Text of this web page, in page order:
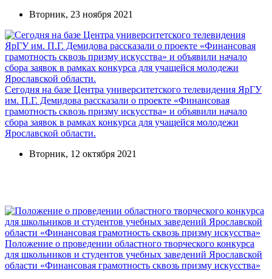
Вторник, 23 ноября 2021
Сегодня на базе Центра университетского телевидения ЯрГУ
им. П.Г. Демидова рассказали о проекте «Финансовая
грамотность сквозь призму искусства» и объявили начало
сбора заявок в рамках конкурса для учащейся молодежи
Ярославской области.
Вторник, 12 октября 2021
Положение о проведении областного творческого конкурса
для школьников и студентов учебных заведений Ярославской
области «Финансовая грамотность сквозь призму искусства»